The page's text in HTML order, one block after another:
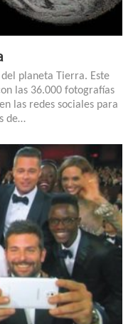
planeta Tierra. Este
las 36.000 fotografías
las redes sociales para
de…